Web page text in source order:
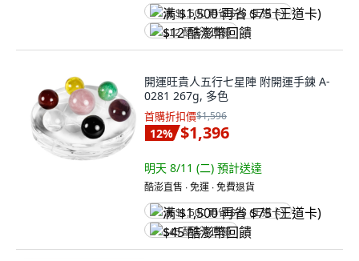
满 $1,500 再省 $75 (王道卡)
$12 酷澎幣回饋
開運旺貴人五行七星陣 附開運手鍊 A-
0281 267g, 多色
首購折扣價$1,596
12% $1,396
明天 8/11 (二) 預計送達
酷澎直售 ∙ 免運 ∙ 免費退貨
满 $1,500 再省 $75 (王道卡)
$45 酷澎幣回饋